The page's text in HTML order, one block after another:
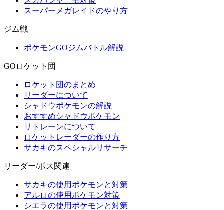
スーパーメガレイドのやり方
ジム戦
ポケモンGOジムバトル解説
GOロケット団
ロケット団のまとめ
リーダーについて
シャドウポケモンの解説
おすすめシャドウポケモン
リトレーンについて
ロケットレーダーの作り方
サカキのスペシャルリサーチ
リーダー/ボス関連
サカキの使用ポケモンと対策
アルロの使用ポケモン対策
シエラの使用ポケモンと対策